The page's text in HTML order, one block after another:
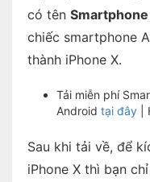
có tên
chiếc smartphone
thành iPhone X.
Tải miễn phí
Android tại đây |
Sau khi tải về, để
iPhone X thì bạn